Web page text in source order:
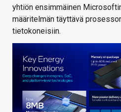
yhtiön ensimmäinen
määritelmän täyttävä
tietokoneisiin.